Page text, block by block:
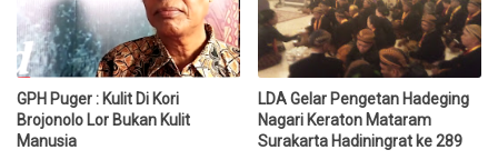
GPH Puger : Kulit Di Kori
Brojonolo Lor Bukan Kulit
Manusia
LDA Gelar Pengetan Hadeging
Nagari Keraton Mataram
Surakarta Hadiningrat ke 289